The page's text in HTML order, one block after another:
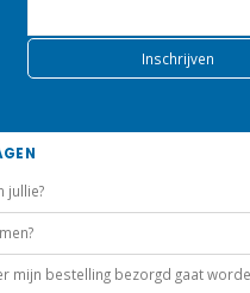
jullie?
mijn bestelling bezorgd gaat